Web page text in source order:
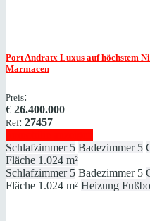
Port Andratx Luxus auf höchstem
Marmacen
Preis:
€ 26.400.000
Ref: 27457
Schlafzimmer 5 Badezimmer 5
Fläche 1.024 m²
Schlafzimmer 5 Badezimmer 5
Fläche 1.024 m² Heizung